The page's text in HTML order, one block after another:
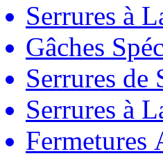
Serrures à
Gâches
Serrures de
Serrures à
Fermetures